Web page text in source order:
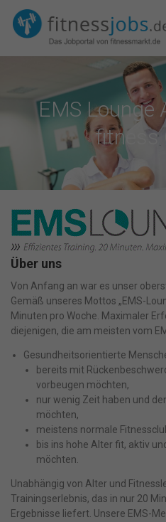
EMS Lounge
fitness
Über uns
Von Anfang an war es unser
Gemäß unseres Mottos „EMS-
Minuten pro Woche. Maximaler
diejenigen, die am meisten vom
Gesundheitsorientierte
bereits mit
vorbeugen möchten,
nur wenig Zeit haben und
möchten,
meistens normale
bis ins hohe Alter fit, aktiv
möchten.
Unabhängig von Alter und
Trainingserlebnis, das in nur 20
Ergebnisse liefert. Unsere EMS-